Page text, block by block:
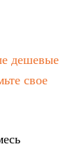
дешевые
свое